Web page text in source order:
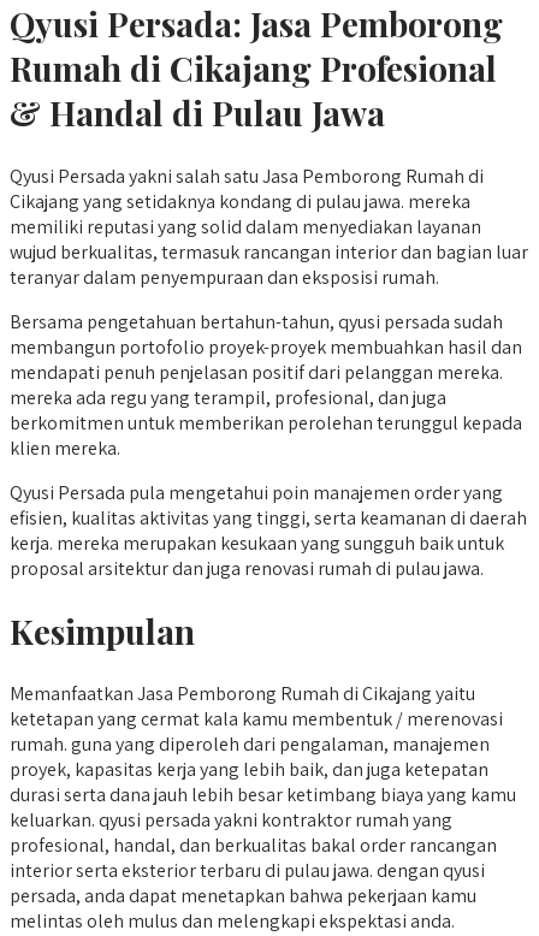
Qyusi Persada: Jasa Pemborong
Rumah di Cikajang Profesional
& Handal di Pulau Jawa
Qyusi Persada yakni salah satu Jasa Pemborong Rumah di
Cikajang yang setidaknya kondang di pulau jawa. mereka
memiliki reputasi yang solid dalam menyediakan layanan
wujud berkualitas, termasuk rancangan interior dan bagian luar
teranyar dalam penyempuraan dan eksposisi rumah.
Bersama pengetahuan bertahun-tahun, qyusi persada sudah
membangun portofolio proyek-proyek membuahkan hasil dan
mendapati penuh penjelasan positif dari pelanggan mereka.
mereka ada regu yang terampil, profesional, dan juga
berkomitmen untuk memberikan perolehan terunggul kepada
klien mereka.
Qyusi Persada pula mengetahui poin manajemen order yang
efisien, kualitas aktivitas yang tinggi, serta keamanan di daerah
kerja. mereka merupakan kesukaan yang sungguh baik untuk
proposal arsitektur dan juga renovasi rumah di pulau jawa.
Kesimpulan
Memanfaatkan Jasa Pemborong Rumah di Cikajang yaitu
ketetapan yang cermat kala kamu membentuk / merenovasi
rumah. guna yang diperoleh dari pengalaman, manajemen
proyek, kapasitas kerja yang lebih baik, dan juga ketepatan
durasi serta dana jauh lebih besar ketimbang biaya yang kamu
keluarkan. qyusi persada yakni kontraktor rumah yang
profesional, handal, dan berkualitas bakal order rancangan
interior serta eksterior terbaru di pulau jawa. dengan qyusi
persada, anda dapat menetapkan bahwa pekerjaan kamu
melintas oleh mulus dan melengkapi ekspektasi anda.